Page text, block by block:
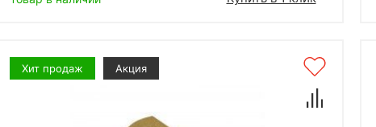
Хит продаж Акция